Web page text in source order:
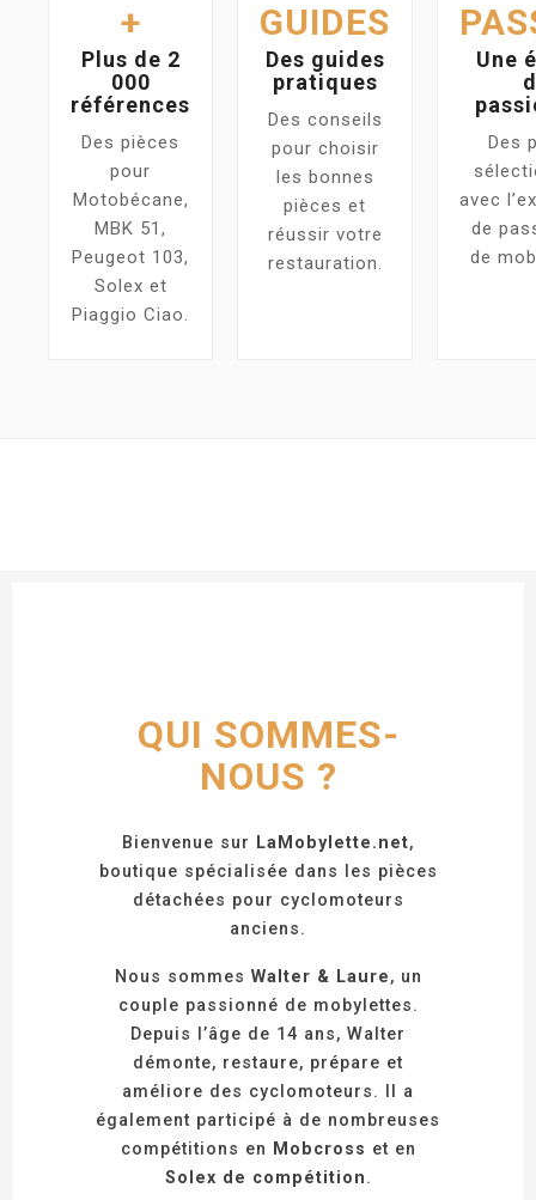
+
Plus de 2
000
références
Des pièces
pour
Motobécane,
MBK 51,
Peugeot 103,
Solex et
Piaggio Ciao.
GUIDES
Des guides
pratiques
Des conseils
pour choisir
les bonnes
pièces et
réussir votre
restauration.
Une
Des
avec
de
de
QUI SOMMES-
NOUS ?
Bienvenue sur LaMobylette.net,
boutique spécialisée dans les pièces
détachées pour cyclomoteurs
anciens.
Nous sommes Walter & Laure, un
couple passionné de mobylettes.
Depuis l’âge de 14 ans, Walter
démonte, restaure, prépare et
améliore des cyclomoteurs. Il a
également participé à de nombreuses
compétitions en
Mobcross et en
Solex de compétition.